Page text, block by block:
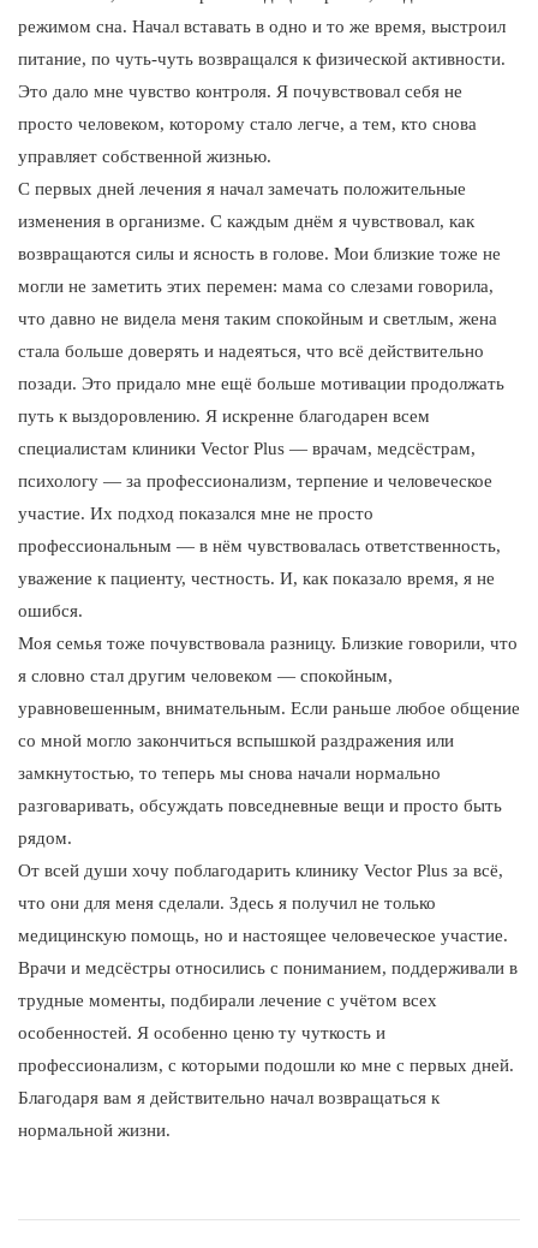
режимом сна. Начал вставать в одно и то же время, выстроил
питание, по чуть-чуть возвращался к физической активности.
Это дало мне чувство контроля. Я почувствовал себя не
просто человеком, которому стало легче, а тем, кто снова
управляет собственной жизнью.
С первых дней лечения я начал замечать положительные
изменения в организме. С каждым днём я чувствовал, как
возвращаются силы и ясность в голове. Мои близкие тоже не
могли не заметить этих перемен: мама со слезами говорила,
что давно не видела меня таким спокойным и светлым, жена
стала больше доверять и надеяться, что всё действительно
позади. Это придало мне ещё больше мотивации продолжать
путь к выздоровлению. Я искренне благодарен всем
специалистам клиники Vector Plus — врачам, медсёстрам,
психологу — за профессионализм, терпение и человеческое
участие. Их подход показался мне не просто
профессиональным — в нём чувствовалась ответственность,
уважение к пациенту, честность. И, как показало время, я не
ошибся.
Моя семья тоже почувствовала разницу. Близкие говорили, что
я словно стал другим человеком — спокойным,
уравновешенным, внимательным. Если раньше любое общение
со мной могло закончиться вспышкой раздражения или
замкнутостью, то теперь мы снова начали нормально
разговаривать, обсуждать повседневные вещи и просто быть
рядом.
От всей души хочу поблагодарить клинику Vector Plus за всё,
что они для меня сделали. Здесь я получил не только
медицинскую помощь, но и настоящее человеческое участие.
Врачи и медсёстры относились с пониманием, поддерживали в
трудные моменты, подбирали лечение с учётом всех
особенностей. Я особенно ценю ту чуткость и
профессионализм, с которыми подошли ко мне с первых дней.
Благодаря вам я действительно начал возвращаться к
нормальной жизни.